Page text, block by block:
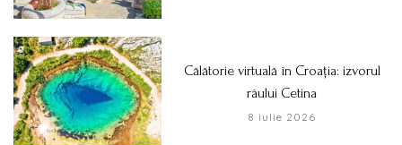
Călătorie virtuală în Croația: izvorul
râului Cetina
8 iulie 2026